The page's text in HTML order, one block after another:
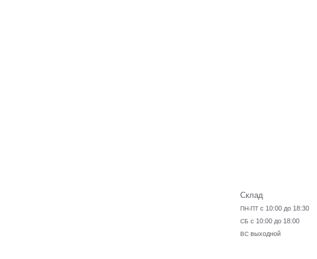
Склад
ПН-ПТ с 10:00 до 18:30
СБ с 10:00 до 18:00
ВС выходной